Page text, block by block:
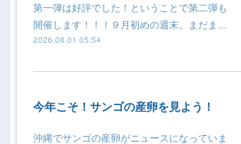
第一弾は好評でした！ということで第二弾も
開催します！！！９月初めの週末。まだま…
2026.08.01 05:54
今年こそ！サンゴの産卵を見よう！
沖縄でサンゴの産卵がニュースになっていま